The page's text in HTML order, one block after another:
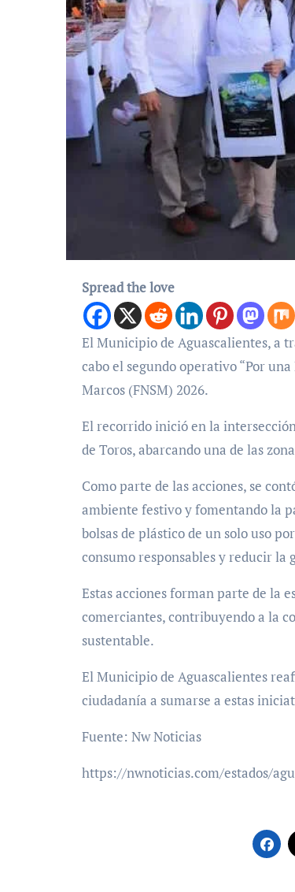
Spread the love
El Municipio de Aguascalientes, a través de la Secretaría del Medio Ambiente y Desarrollo Sustentable, llevó a
cabo el segundo operativo “Por
Marcos (FNSM) 2026.
El recorrido inició en la
de Toros, abarcando una de las
Como parte de las acciones, se
ambiente festivo y fomentando la
bolsas de plástico de un solo uso
consumo responsables y reducir la
Estas acciones forman parte de
comerciantes, contribuyendo a la
sustentable.
El Municipio de Aguascalientes
ciudadanía a sumarse a estas
Fuente: Nw Noticias
https://nwnoticias.com/estados/